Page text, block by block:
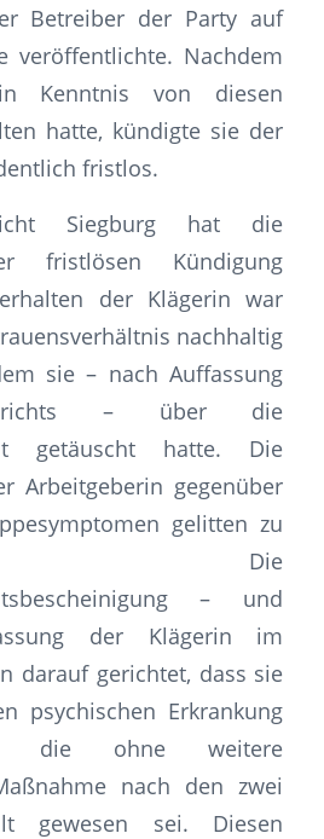
Betreiber der Party auf
veröffentlichte. Nachdem
Kenntnis von diesen
hatte, kündigte sie der
fristlos.
Siegburg hat die
fristlösen Kündigung
der Klägerin war
nachhaltig
sie – nach Auffassung
– über die
getäuscht hatte. Die
Arbeitgeberin gegenüber
gelitten zu
Die
– und
der Klägerin im
darauf gerichtet, dass sie
psychischen Erkrankung
die ohne weitere
nach den zwei
gewesen sei. Diesen